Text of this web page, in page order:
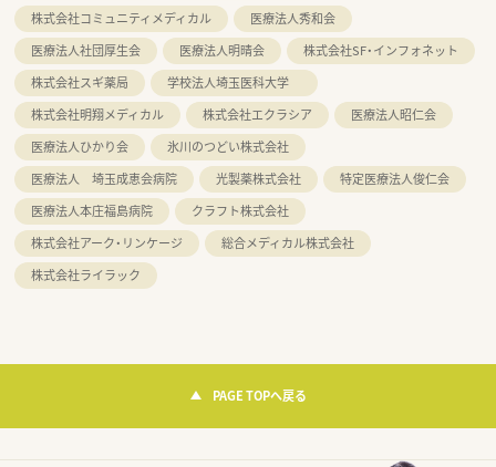
株式会社コミュニティメディカル
医療法人秀和会
医療法人社団厚生会
医療法人明晴会
株式会社SF・インフォネット
株式会社スギ薬局
学校法人埼玉医科大学
株式会社明翔メディカル
株式会社エクラシア
医療法人昭仁会
医療法人ひかり会
氷川のつどい株式会社
医療法人 埼玉成恵会病院
光製薬株式会社
特定医療法人俊仁会
医療法人本庄福島病院
クラフト株式会社
株式会社アーク・リンケージ
総合メディカル株式会社
株式会社ライラック
PAGE TOPへ戻る